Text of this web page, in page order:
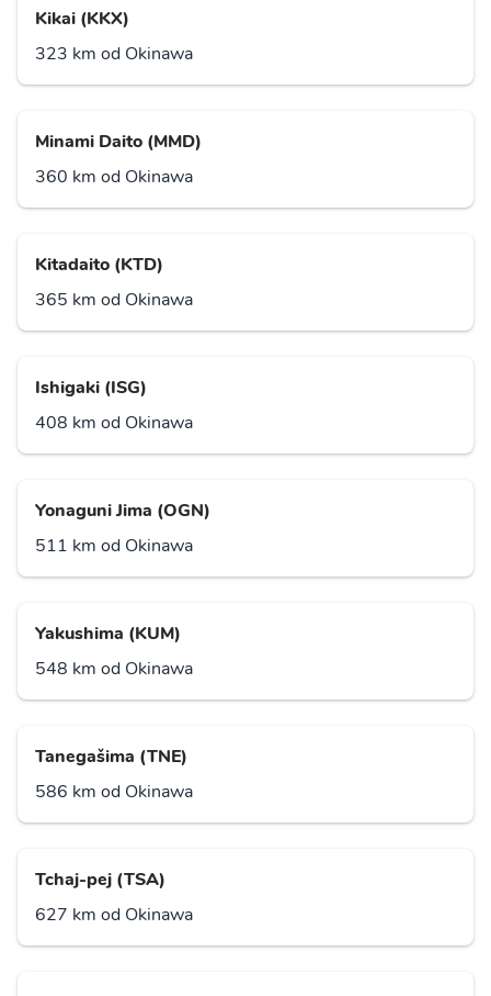
Kikai (KKX)
323 km od Okinawa
Minami Daito (MMD)
360 km od Okinawa
Kitadaito (KTD)
365 km od Okinawa
Ishigaki (ISG)
408 km od Okinawa
Yonaguni Jima (OGN)
511 km od Okinawa
Yakushima (KUM)
548 km od Okinawa
Tanegašima (TNE)
586 km od Okinawa
Tchaj-pej (TSA)
627 km od Okinawa